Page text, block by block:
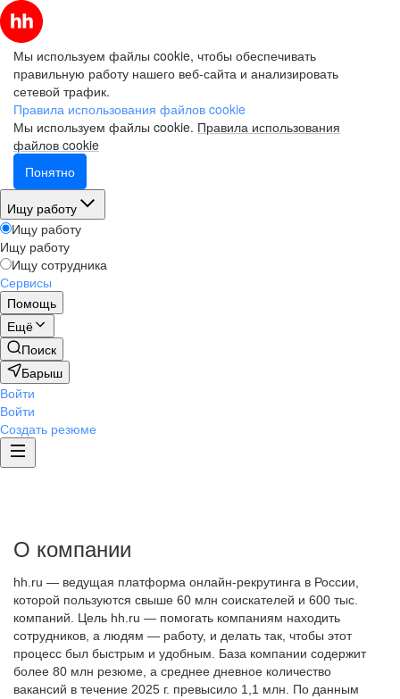
Мы используем файлы cookie, чтобы обеспечивать
правильную работу нашего веб-сайта и анализировать
сетевой трафик.
Правила использования файлов cookie
Мы используем файлы cookie. Правила использования
файлов cookie
Понятно
Ищу работу
Ищу работу
Ищу работу
Ищу сотрудника
Сервисы
Помощь
Ещё
Поиск
Барыш
Войти
Войти
Создать резюме
О компании
hh.ru — ведущая платформа онлайн-рекрутинга в России,
которой пользуются свыше 60 млн соискателей и 600 тыс.
компаний. Цель hh.ru — помогать компаниям находить
сотрудников, а людям — работу, и делать так, чтобы этот
процесс был быстрым и удобным. База компании содержит
более 80 млн резюме, а среднее дневное количество
вакансий в течение 2025 г. превысило 1,1 млн. По данным